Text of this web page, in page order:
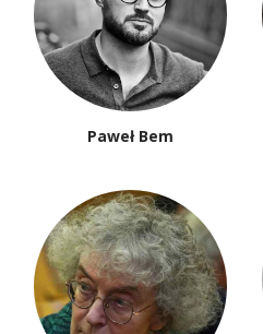
Paweł Bem